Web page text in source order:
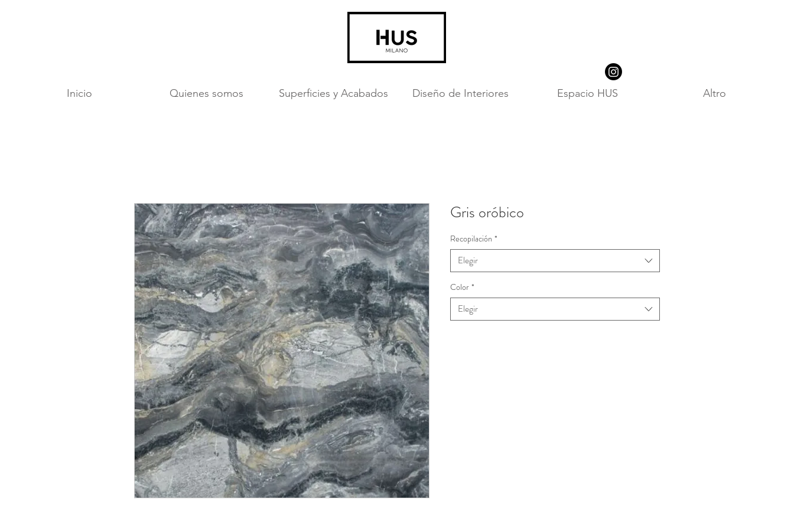
Inicio Quienes somos Superficies y Acabados Diseño de Interiores Espacio HUS Altro
Gris oróbico
Recopilación *
Elegir
Color *
Elegir